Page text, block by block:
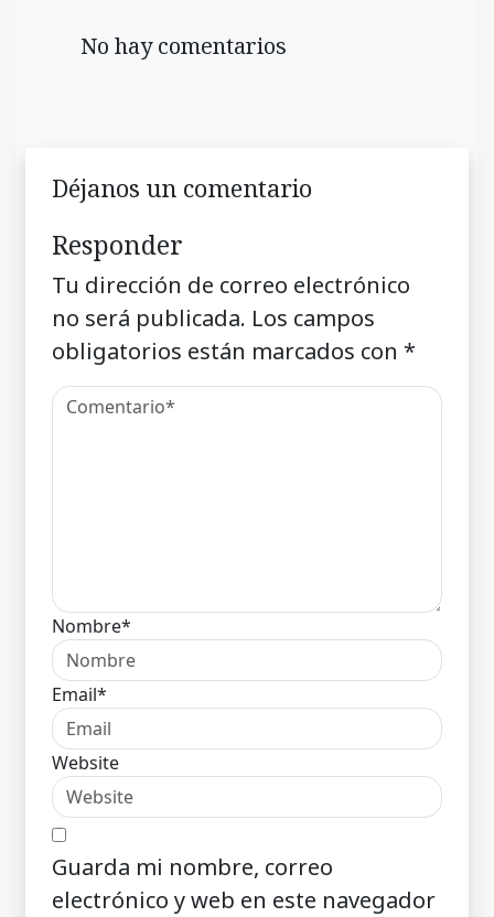
No hay comentarios
Déjanos un comentario
Responder
Tu dirección de correo electrónico
no será publicada. Los campos
obligatorios están marcados con *
Nombre*
Email*
Website
Guarda mi nombre, correo
electrónico y web en este navegador